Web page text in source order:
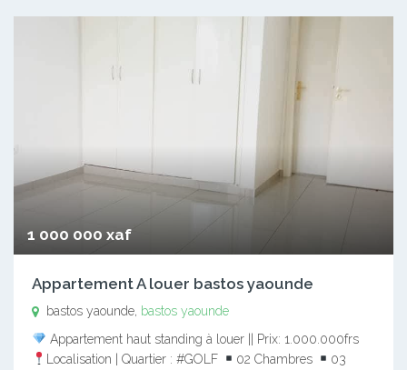
1 000 000 xaf
Appartement A louer bastos yaounde
bastos yaounde, bastos yaounde
Appartement haut standing à louer || Prix: 1.000.000frs
Localisation | Quartier : #GOLF
02 Chambres
03